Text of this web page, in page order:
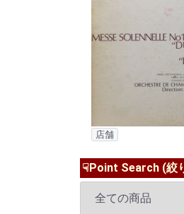
店舗
☟Point Search (絞